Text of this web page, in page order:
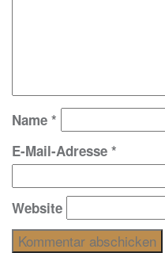
Name *
E-Mail-Adresse *
Website